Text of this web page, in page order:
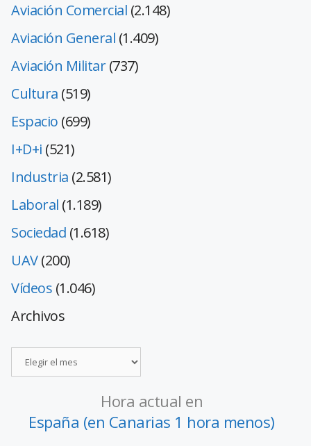
Aviación Comercial (2.148)
Aviación General (1.409)
Aviación Militar(737)
Cultura (519)
Espacio (699)
I+D+i (521)
Industria (2.581)
Laboral (1.189)
Sociedad (1.618)
UAV(200)
Vídeos (1.046)
Archivos
Hora actual en
España (en Canarias 1 hora menos)